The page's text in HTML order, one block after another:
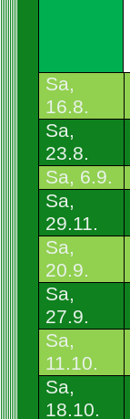
Sa,
16.8.
Sa,
23.8.
Sa, 6.9.
Sa,
29.11.
Sa,
20.9.
Sa,
27.9.
Sa,
11.10.
Sa,
18.10.